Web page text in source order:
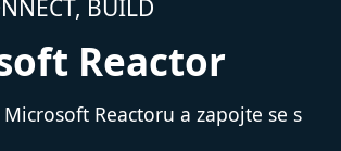
BUILD
Reactor
Reactoru a zapojte se s